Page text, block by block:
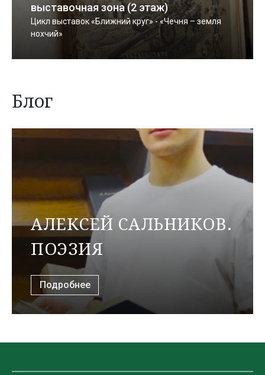
выставочная зона (2 этаж)
Цикл выставок «Ближний круг» - «Чечня – земля
нохчий»
Блог
АЛЕКСЕЙ САЛЬНИКОВ.
ПОЭЗИЯ
Подробнее